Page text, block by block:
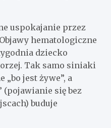
uspokajanie przez
hematologiczne
dziecko
Tak samo siniaki
„bo jest żywe”, a
(pojawianie się bez
buduje